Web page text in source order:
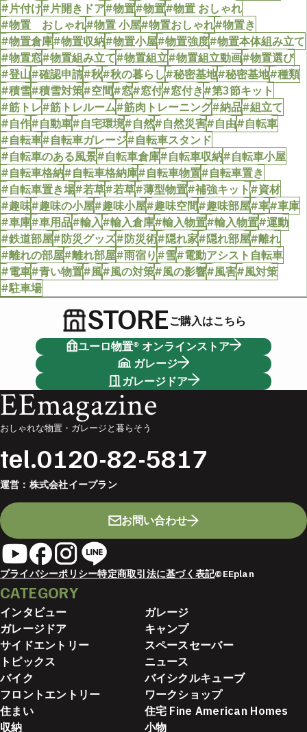
#片付け#片開きドア#物置#物置#物置 おしゃれ
#物置 おしゃれ#物置 小屋#物置おしゃれ#物置き
#物置倉庫#物置収納#物置小屋#物置強度#物置本体組み立て
#物置窓#物置組み立て#物置組立#物置組立動画#物置選び
#登山#確認申請#秋#秋の暮らし#秘密基地#秘密基地#種類
#積雪#積雪対策#空間#窓#窓付#窓付き#第3節キット
#筋トレ#筋トレルーム#筋肉トレーニング#納品#組立て
#自作#自動車#自宅環境#自然#自然災害#自由#自転車
#自転車#自転車ガレージ#自転車スタンド
#自転車のある風景#自転車倉庫#自転車収納#自転車小屋
#自転車格納#自転車格納庫#自転車物置#自転車置き
#自転車置き場#若草#若草#薄型物置#補強キット#資材
#趣味#趣味の小屋#趣味小屋#趣味空間#趣味部屋#車#車庫
#車庫#車用品#輸入#輸入倉庫#輸入物置#輸入物置#運動
#鉄道部屋#防災グッズ#防災術#隠れ家#隠れ部屋#離れ
#離れの部屋#離れ部屋#雨宿り#雪#電動アシスト自転車
#電車#青い物置#風#風の対策#風の影響#風害#風対策
#駐車場
STOREご購入はこちら
ユーロ物置® オンラインストア
ガレージ
ガレージドア
EEmagazine
おしゃれな物置・ガレージと暮らそう
tel.0120-82-5817
運営： 株式会社イープラン
お問い合わせ
プライバシーポリシー特定商取引法に基づく表記©EEplan
CATEGORY
インタビュー
ガレージ
ガレージドア
キャンプ
サイドエントリー
スペースセーバー
トピックス
ニュース
バイク
バイシクルキューブ
フロントエントリー
ワークショップ
住まい
住宅 Fine American Homes
収納
小物